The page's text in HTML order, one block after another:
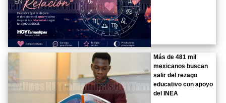
Más de 481 mil
mexicanos buscan
salir del rezago
educativo con apoyo
del INEA